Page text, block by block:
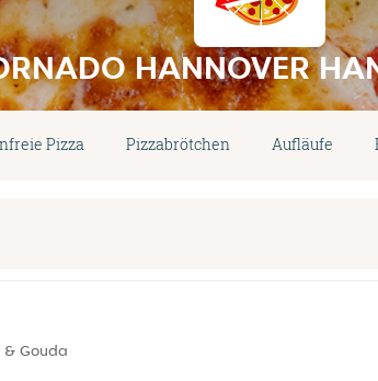
HANNOVER
Pizza Pizzabrötchen Aufläufe
Gouda